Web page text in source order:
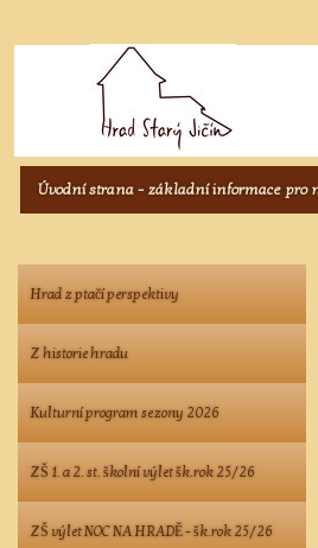
Hrad z ptačí perspektivy
Z historie hradu
Kulturní program sezony 2026
ZŠ 1. a 2. st. školní výlet šk.rok 25/26
ZŠ výlet NOC NA HRADĚ - šk.rok 25/26
Úvodní strana - základní informace pro